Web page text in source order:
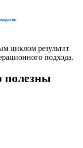
циклом результат
подхода.
полезны